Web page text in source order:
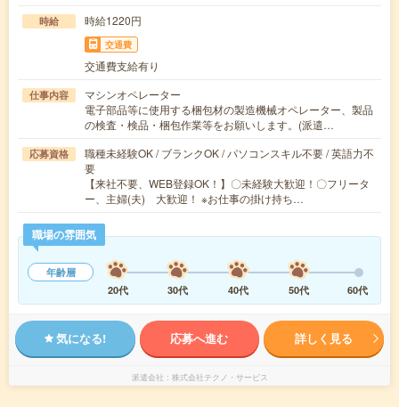
時給 時給1220円
交通費
交通費支給有り
仕事内容
マシンオペレーター
電子部品等に使用する梱包材の製造機械オペレーター、製品
の検査・検品・梱包作業等をお願いします。(派遣…
応募資格
職種未経験OK / ブランクOK / パソコンスキル不要 / 英語力不
要
【来社不要、WEB登録OK！】〇未経験大歓迎！〇フリータ
ー、主婦(夫) 大歓迎！ ※お仕事の掛け持ち…
職場の雰囲気
年齢層
20代
30代 40代 50代 60代
気になる! 応募へ進む 詳しく見る
派遣会社 株式会社テクノ・サービス